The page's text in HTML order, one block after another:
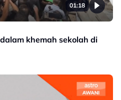
01:18
khemah sekolah di